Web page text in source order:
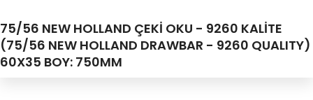
75/56 NEW HOLLAND ÇEKİ OKU - 9260 KALİTE
(75/56 NEW HOLLAND DRAWBAR - 9260 QUALITY)
60X35 BOY: 750MM